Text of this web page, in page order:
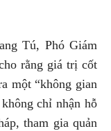
Tú, Phó Giám
rằng giá trị cốt
một “không gian
chỉ nhận hỗ
tham gia quản